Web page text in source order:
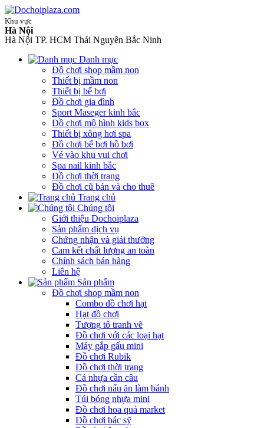
Khu vực
Hà Nội
Hà Nội TP. HCM Thái Nguyên Bắc Ninh
Danh mục
Đồ chơi shop mầm non
Thiết bị mầm non
Thiết bị bể bơi
Đồ chơi gia đình
Sport Maseger kinh bắc
Đồ chơi mô hình kids box
Thiết bị xông hơi spa
Đồ chơi bể bơi hồ bơi
Vé vào khu vui chơi
Spa nail kinh bắc
Đồ chơi thời trang
Đồ chơi cũ bán và cho thuê
Trang chủ
Chúng tôi
Giới thiệu Dochoiplaza
Sản phẩm dịch vụ
Chứng nhận và giải thưởng
Cam kết chất lượng an toàn
Chính sách bán hàng
Liên hệ
Sản phẩm
Đồ chơi shop mầm non
Combo đồ chơi hạt
Hạt đồ chơi
Tượng tô tranh vẽ
Đồ chơi với các loại hạt
Máy gắp gấu mini
Đồ chơi Rubik
Đồ chơi thời trang
Cá nhựa cần câu
Đồ chơi nấu ăn làm bánh
Túi bóng nhựa mini
Đồ chơi hoa quả market
Đồ chơi bác sỹ